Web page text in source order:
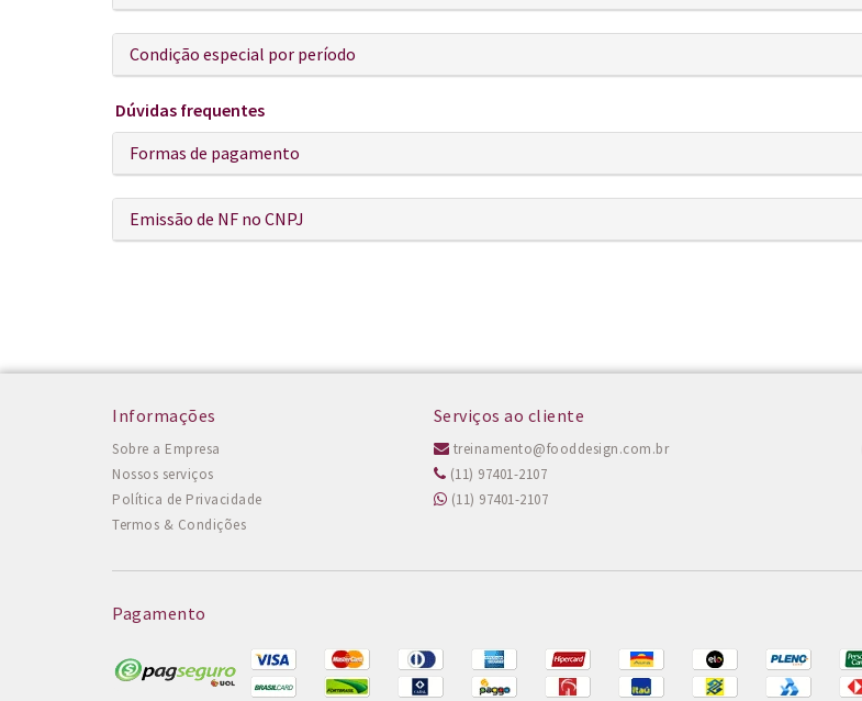
Condição especial por período
Dúvidas frequentes
Formas de pagamento
Emissão de NF no CNPJ
Informações
Sobre a Empresa
Nossos serviços
Política de Privacidade
Termos & Condições
Serviços ao cliente
treinamento@fooddesign.com.br
(11) 97401-2107
(11) 97401-2107
Pagamento